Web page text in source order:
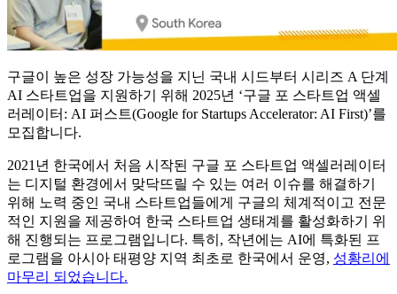
구글이 높은 성장 가능성을 지닌 국내 시드부터 시리즈 A 단계
AI 스타트업을 지원하기 위해 2025년 ‘구글 포 스타트업 액셀
러레이터: AI 퍼스트(Google for Startups Accelerator: AI First)’를
모집합니다.
2021년 한국에서 처음 시작된 구글 포 스타트업 액셀러레이터
는 디지털 환경에서 맞닥뜨릴 수 있는 여러 이슈를 해결하기
위해 노력 중인 국내 스타트업들에게 구글의 체계적이고 전문
적인 지원을 제공하여 한국 스타트업 생태계를 활성화하기 위
해 진행되는 프로그램입니다. 특히, 작년에는 AI에 특화된 프
로그램을 아시아 태평양 지역 최초로 한국에서 운영, 성황리에
마무리 되었습니다.